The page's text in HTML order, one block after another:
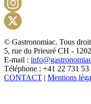
© Gastronomiac. Tous
5, rue du Prieuré CH -
E-mail :
Téléphone : +41 22 731
CONTACT | Mentions